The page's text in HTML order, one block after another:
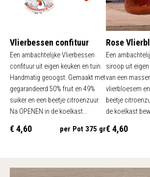
Vlierbessen confituur
Een ambachtelijke Vlierbessen
confituur uit eigen keuken en tuin.
Handmatig geoogst. Gemaakt met
gegarandeerd 50% fruit en 49%
suiker en een beetje citroenzuur.
Na OPENEN in de koelkast...
€ 4,60 per Pot 375 gr
Rose
Een
siroop uit
van een
vlierbloesem
beetje
de koelkast
€ 4,60